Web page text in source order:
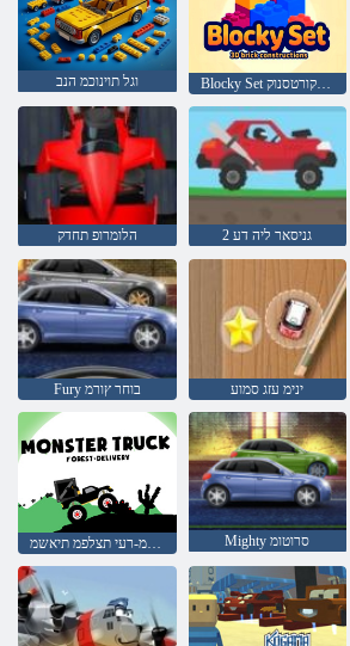
וגל תוינוכמ הנב Blocky Set תוידמימ תלת םינבל תויצקורטסנוק
הלומרופ תחדק 2 גניסאר ליה דע
Fury בוחר ץורמ ינימ עזג סמוע
Mighty סרוטומ